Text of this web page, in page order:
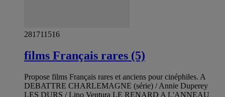
281711516
films Français rares (5)
Propose films Français rares et anciens pour cinéphiles. A
DEBATTRE CHARLEMAGNE (série) / Annie Duperey
LES DURS / Lino Ventura LE RENARD A L'ANNEAU